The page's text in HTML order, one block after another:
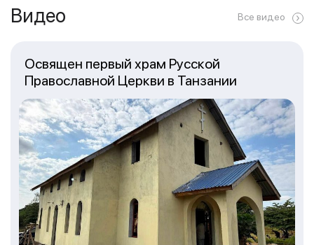
Видео Все видео
Освящен первый храм Русской
Православной Церкви в Танзании